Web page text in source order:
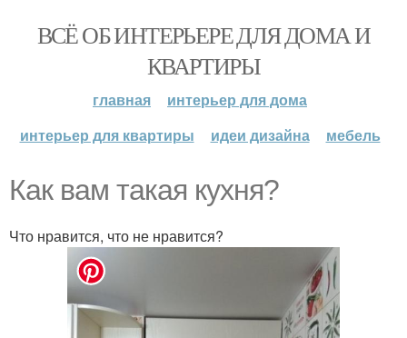
ВСЁ ОБ ИНТЕРЬЕРЕ ДЛЯ ДОМА И
КВАРТИРЫ
главная
интерьер для дома
интерьер для квартиры
идеи дизайна мебель
Как вам такая кухня?
Что нравится, что не нравится?